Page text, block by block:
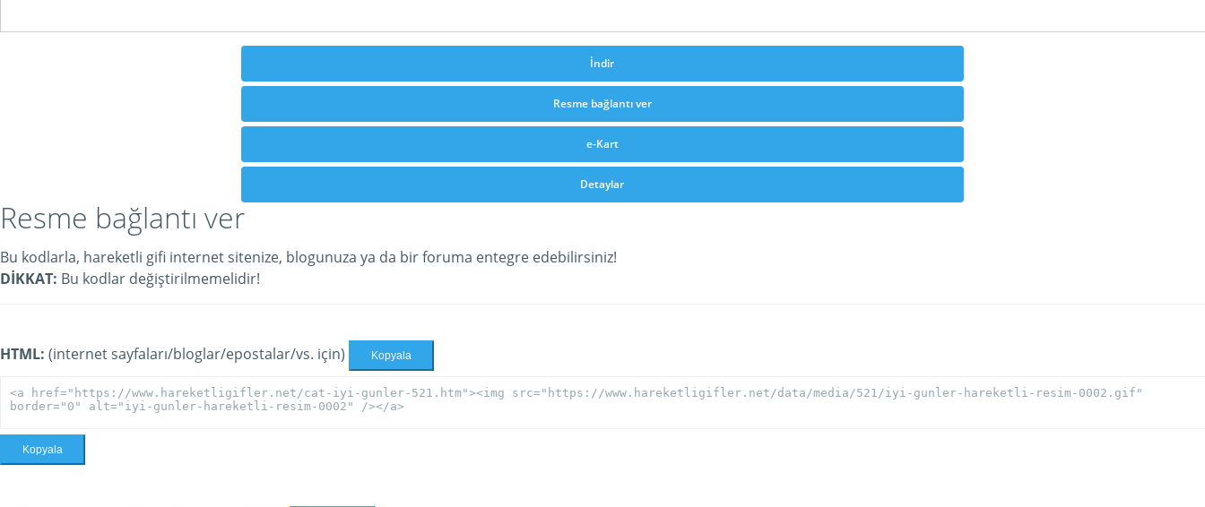
İndir
Resme bağlantı ver
e-Kart
Detaylar
Resme bağlantı ver
Bu kodlarla, hareketli gifi internet sitenize, blogunuza ya da bir foruma entegre edebilirsiniz!
DİKKAT: Bu kodlar değiştirilmemelidir!
HTML: (internet sayfaları/bloglar/epostalar/vs. için) Kopyala
Kopyala